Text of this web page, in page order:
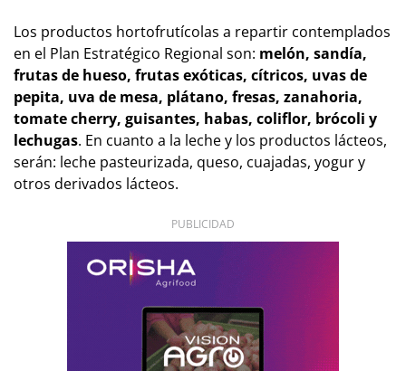
Los productos hortofrutícolas a repartir contemplados
en el Plan Estratégico Regional son: melón, sandía,
frutas de hueso, frutas exóticas, cítricos, uvas de
pepita, uva de mesa, plátano, fresas, zanahoria,
tomate cherry, guisantes, habas, coliflor, brócoli y
lechugas. En cuanto a la leche y los productos lácteos,
serán: leche pasteurizada, queso, cuajadas, yogur y
otros derivados lácteos.
PUBLICIDAD